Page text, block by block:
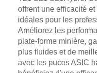
offrent une efficacité
idéales pour les
Améliorez les
plate-forme minière,
plus fluides et de
avec les puces ASIC